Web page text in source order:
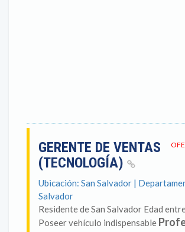
GERENTE DE VENTAS
(TECNOLOGÍA)
Ubicación: San Salvador |
Salvador
Residente de San Salvador Edad
Poseer vehículo indispensable